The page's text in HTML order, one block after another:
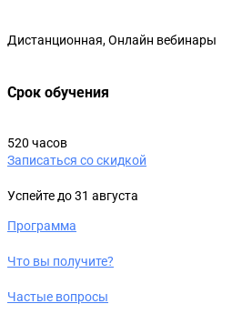
Дистанционная, Онлайн вебинары
Срок обучения
520 часов
Записаться со скидкой
Успейте до 31 августа
Программа
Что вы получите?
Частые вопросы